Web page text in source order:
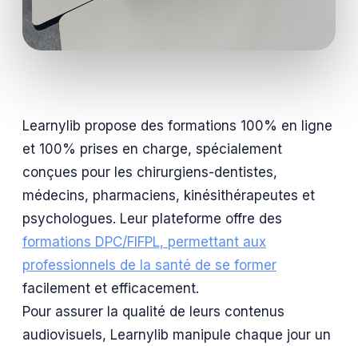
Learnylib propose des formations 100% en ligne
et 100% prises en charge, spécialement
conçues pour les chirurgiens-dentistes,
médecins, pharmaciens, kinésithérapeutes et
psychologues. Leur plateforme offre des
formations DPC/FIFPL, permettant aux
professionnels de la santé de se former
facilement et efficacement.
Pour assurer la qualité de leurs contenus
audiovisuels, Learnylib manipule chaque jour un